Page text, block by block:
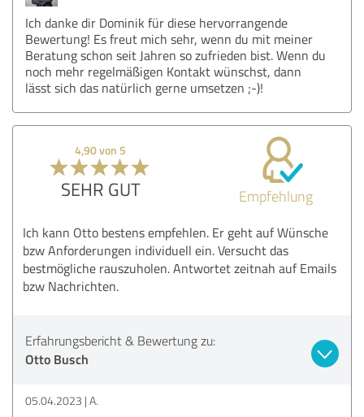
Ich danke dir Dominik für diese hervorrangende
Bewertung! Es freut mich sehr, wenn du mit meiner
Beratung schon seit Jahren so zufrieden bist. Wenn du
noch mehr regelmäßigen Kontakt wünschst, dann
lässt sich das natürlich gerne umsetzen ;-)!
4,90 von 5
SEHR GUT Empfehlung
Ich kann Otto bestens empfehlen. Er geht auf Wünsche
bzw Anforderungen individuell ein. Versucht das
bestmögliche rauszuholen. Antwortet zeitnah auf Emails
bzw Nachrichten.
Erfahrungsbericht & Bewertung zu:
Otto Busch
05.04.2023 A.